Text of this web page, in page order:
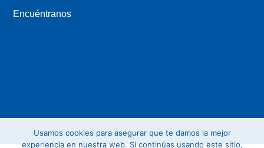
Encuéntranos
Usamos cookies para asegurar que te damos la mejor
experiencia en nuestra web. Si continúas usando este sitio,